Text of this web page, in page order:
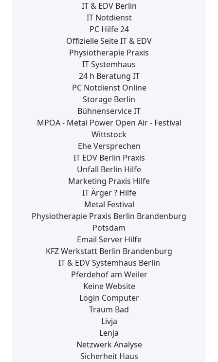
IT & EDV Berlin
IT Notdienst
PC Hilfe 24
Offizielle Seite IT & EDV
Physiotherapie Praxis
IT Systemhaus
24 h Beratung IT
PC Notdienst Online
Storage Berlin
Bühnenservice IT
MPOA - Metal Power Open Air - Festival
Wittstock
Ehe Versprechen
IT EDV Berlin Praxis
Unfall Berlin Hilfe
Marketing Praxis Hilfe
IT Ärger ? Hilfe
Metal Festival
Physiotherapie Praxis Berlin Brandenburg
Potsdam
Email Server Hilfe
KFZ Werkstatt Berlin Brandenburg
IT & EDV Systemhaus Berlin
Pferdehof am Weiler
Keine Website
Login Computer
Traum Bad
Livja
Lenja
Netzwerk Analyse
Sicherheit Haus